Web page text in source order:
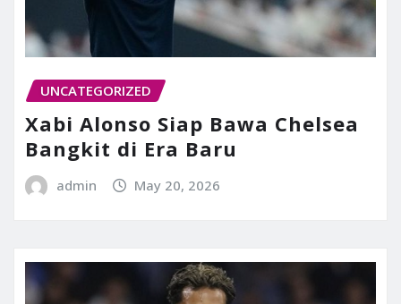
UNCATEGORIZED
Xabi Alonso Siap Bawa Chelsea
Bangkit di Era Baru
admin May 20, 2026